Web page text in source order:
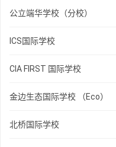
公立端华学校（分校）
ICS国际学校
CIA FIRST 国际学校
金边生态国际学校 （Eco）
北桥国际学校